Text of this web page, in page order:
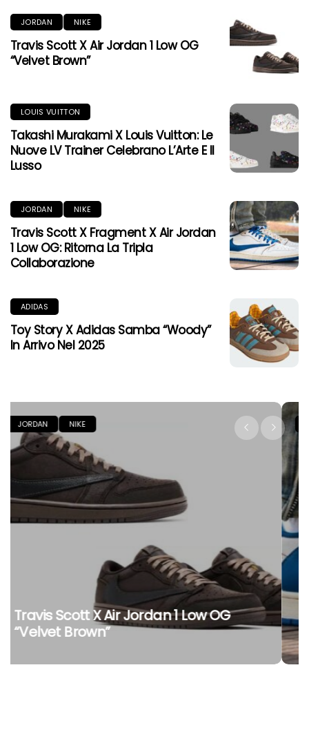
JORDAN NIKE
Travis Scott X Air Jordan 1 Low OG
“Velvet Brown”
LOUIS VUITTON
Takashi Murakami X Louis Vuitton: Le
Nuove LV Trainer Celebrano L’Arte E Il
Lusso
JORDAN NIKE
Travis Scott X Fragment X Air Jordan
1 Low OG: Ritorna La Tripla
Collaborazione
ADIDAS
Toy Story X Adidas Samba “Woody”
In Arrivo Nel 2025
JORDAN
Travis Scott X Fragment X Air Jordan 1
Low OG: Ritorna La Tripla
Collaborazione